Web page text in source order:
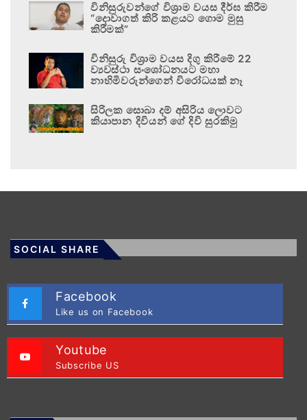
විනිසුරුවන්ගේ විශ්‍රාම වයස දීර්ඝ කිරීම
“දොවාගත් කිරි කළයට ගොම මුසු
කිරීමක්”
විනිසුරු විශ්‍රාම වයස දිගු කිරීමේ 22
ව්‍යවස්ථා සංශෝධනයට මහා
නාහිමිවරුන්ගෙන් විරෝධයක් නෑ
සිරිලක සොබා දම් අසිරිය ලොවට
කියාපාන දිවියන් ගේ දිවි සුරකිමු
SOCIAL SHARE
Facebook
Like us on Facebook
Youtube
Subscribe US